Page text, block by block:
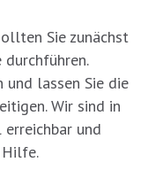
Sie zunächst
durchführen.
und lassen Sie die
Wir sind in
und